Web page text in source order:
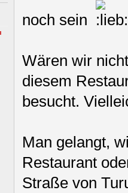
noch sein
Wären wir
diesem
besucht.
Man gelangt,
Restaurant
Straße von